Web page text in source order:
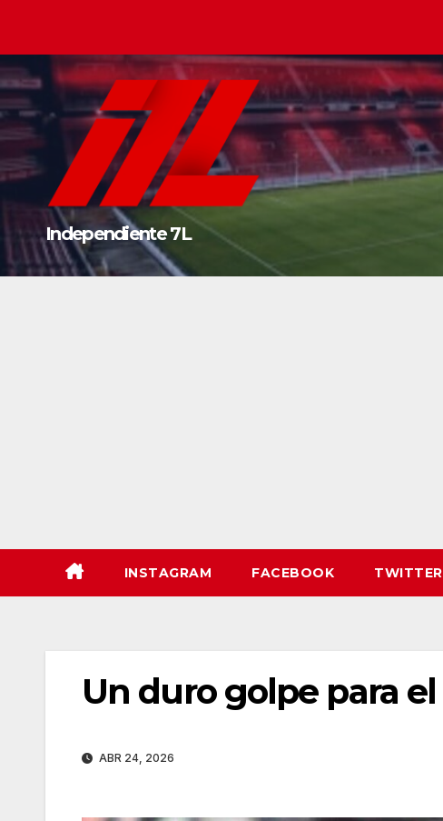
contenido
Independiente 7L
INSTAGRAM FACEBOOK TWITTER
Un duro golpe para el
ABR 24, 2026